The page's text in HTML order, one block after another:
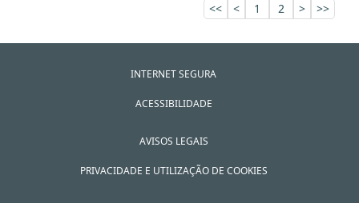
<<
< 1 2 > >>
INTERNET SEGURA
ACESSIBILIDADE
AVISOS LEGAIS
PRIVACIDADE E UTILIZAÇÃO DE COOKIES